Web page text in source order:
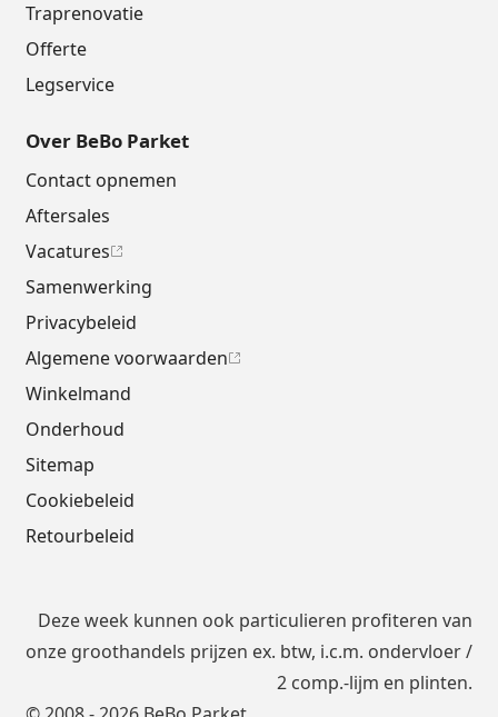
Traprenovatie
Offerte
Legservice
Over BeBo Parket
Contact opnemen
Aftersales
Vacatures
Samenwerking
Privacybeleid
Algemene voorwaarden
Winkelmand
Onderhoud
Sitemap
Cookiebeleid
Retourbeleid
Deze week kunnen ook particulieren profiteren van
onze groothandels prijzen ex. btw, i.c.m. ondervloer/
2 comp.-lijm en plinten.